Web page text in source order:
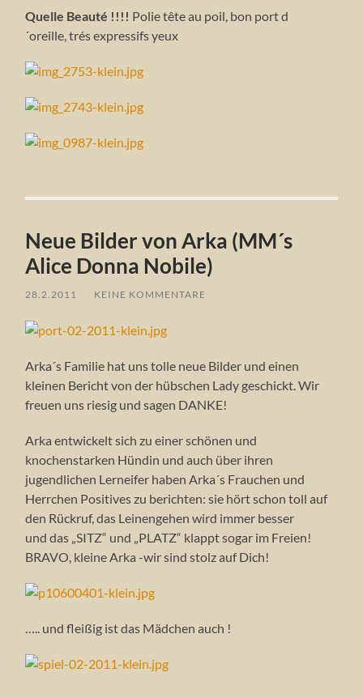
Quelle Beauté !!!! Polie tête au poil, bon port d
´oreille, trés expressifs yeux
Neue Bilder von Arka (MM´s
Alice Donna Nobile)
28.2.2011 / KEINE KOMMENTARE
Arka´s Familie hat uns tolle neue Bilder und einen
kleinen Bericht von der hübschen Lady geschickt. Wir
freuen uns riesig und sagen DANKE!
Arka entwickelt sich zu einer schönen und
knochenstarken Hündin und auch über ihren
jugendlichen Lerneifer haben Arka´s Frauchen und
Herrchen Positives zu berichten: sie hört schon toll auf
den Rückruf, das Leinengehen wird immer besser
und das „SITZ“ und „PLATZ“ klappt sogar im Freien!
BRAVO, kleine Arka -wir sind stolz auf Dich!
….. und fleißig ist das Mädchen auch !